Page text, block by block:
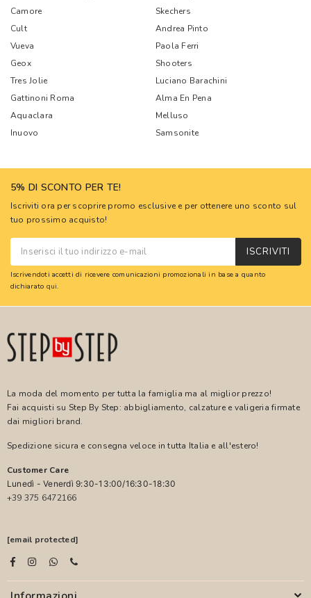
Camore
Skechers
Cult
Andrea Pinto
Vueva
Paola Ferri
Geox
Shooters
Tres Jolie
Luciano Barachini
Gattinoni Roma
Alma En Pena
Aquaclara
Melluso
Inuovo
Samsonite
5% DI SCONTO PER TE!
Iscriviti ora per scoprire promo esclusive e per ottenere uno sconto sul
tuo prossimo acquisto!
ISCRIVITI
Iscrivendoti accetti di ricevere comunicazioni promozionali in base a quanto
dichiarato qui.
La moda del momento per tutta la famiglia ma al miglior prezzo!
Fai acquisti su Step By Step: abbigliamento, calzature e valigeria firmate
dai migliori brand.
Spedizione sicura e consegna veloce in tutta Italia e all'estero!
Customer Care
Lunedì - Venerdì 9:30-13:00/16:30-18:30
+39 375 6472166
[email protected]